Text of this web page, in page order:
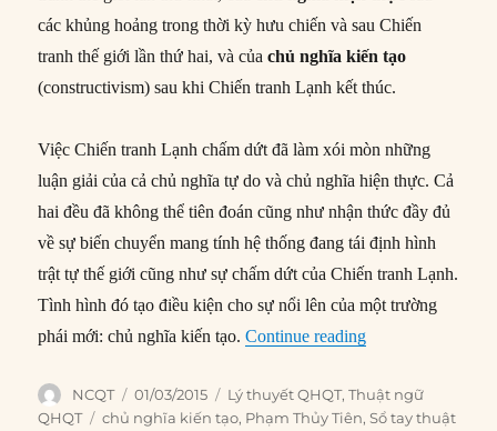
các khủng hoảng trong thời kỳ hưu chiến và sau Chiến
tranh thế giới lần thứ hai, và củachủ nghĩa kiến tạo
(constructivism) sau khi Chiến tranh Lạnh kết thúc.
Việc Chiến tranh Lạnh chấm dứt đã làm xói mòn những
luận giải của cả chủ nghĩa tự do và chủ nghĩa hiện thực. Cả
hai đều đã không thể tiên đoán cũng như nhận thức đầy đủ
về sự biến chuyển mang tính hệ thống đang tái định hình
trật tự thế giới cũng như sự chấm dứt của Chiến tranh Lạnh.
Tình hình đó tạo điều kiện cho sự nổi lên của một trường
phái mới: chủ nghĩa kiến tạo.Continue reading“Chủ nghĩa kiến
Author
NCQT
Posted
on
01/03/2015 Categories
Lý thuyết QHQT,Thuật ngữ
QHQT
Tags
chủ nghĩa kiến tạo, Phạm Thủy Tiên,Sổ tay thuật